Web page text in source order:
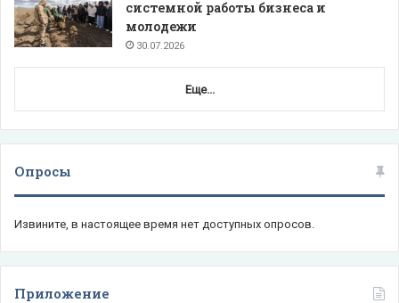
системной работы бизнеса и
молодежи
30.07.2026
Еще...
Опросы
Извините, в настоящее время нет доступных опросов.
Приложение